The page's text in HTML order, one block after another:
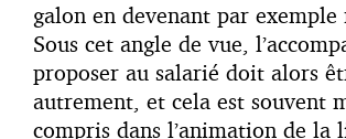
galon en devenant par exemple
Sous cet angle de vue,
proposer au salarié doit alors
autrement, et cela est souvent
compris dans l’animation de la